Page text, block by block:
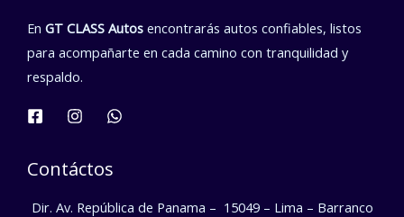
En GT CLASS Autos encontrarás autos confiables, listos
para acompañarte en cada camino con tranquilidad y
respaldo.
Contáctos
Dir. Av. República de Panama – 15049 – Lima – Barranco